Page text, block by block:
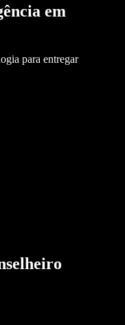
em
para entregar